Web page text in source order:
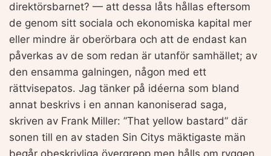
direktörsbarnet? — att dessa låts hållas eftersom
de genom sitt sociala och ekonomiska kapital mer
eller mindre är oberörbara och att de endast kan
påverkas av de som redan är utanför samhället; av
den ensamma galningen, någon med ett
rättvisepatos. Jag tänker på idéerna som bland
annat beskrivs i en annan kanoniserad saga,
skriven av Frank Miller: ”That yellow bastard” där
sonen till en av staden Sin Citys mäktigaste män
begår obeskrivliga övergrepp men hålls om ryggen